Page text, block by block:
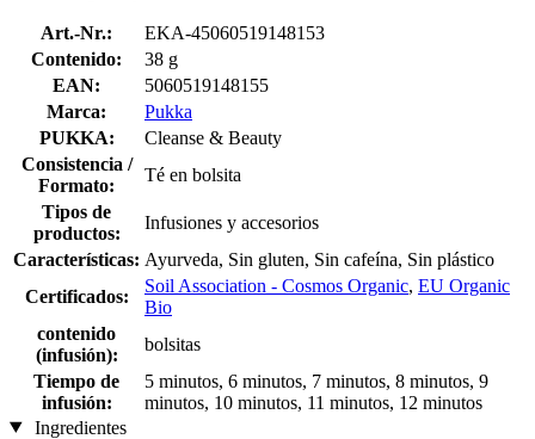
Art.-Nr.:
EKA-45060519148153
Contenido:
38 g
EAN:
5060519148155
Marca:
Pukka
PUKKA:
Cleanse & Beauty
Consistencia /
Formato:
Té en bolsita
Tipos de
productos:
Infusiones y accesorios
Características: Ayurveda, Sin gluten, Sin cafeína, Sin plástico
Certificados:
Soil Association - Cosmos Organic, EU Organic
Bio
contenido
(infusión):
bolsitas
Tiempo de
infusión:
5 minutos, 6 minutos, 7 minutos, 8 minutos, 9
minutos, 10 minutos, 11 minutos, 12 minutos
Ingredientes